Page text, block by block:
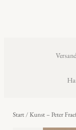
Start/Kunst – Peter